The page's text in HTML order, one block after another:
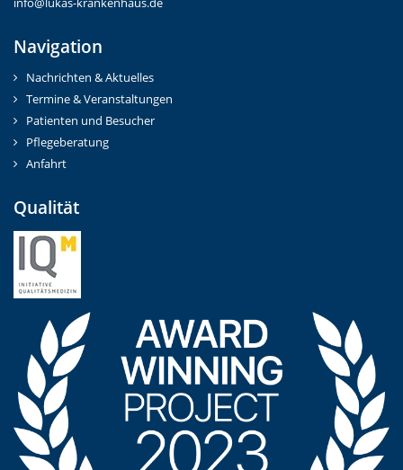
Navigation
Nachrichten & Aktuelles
Termine & Veranstaltungen
Patienten und Besucher
Pflegeberatung
Anfahrt
Qualität